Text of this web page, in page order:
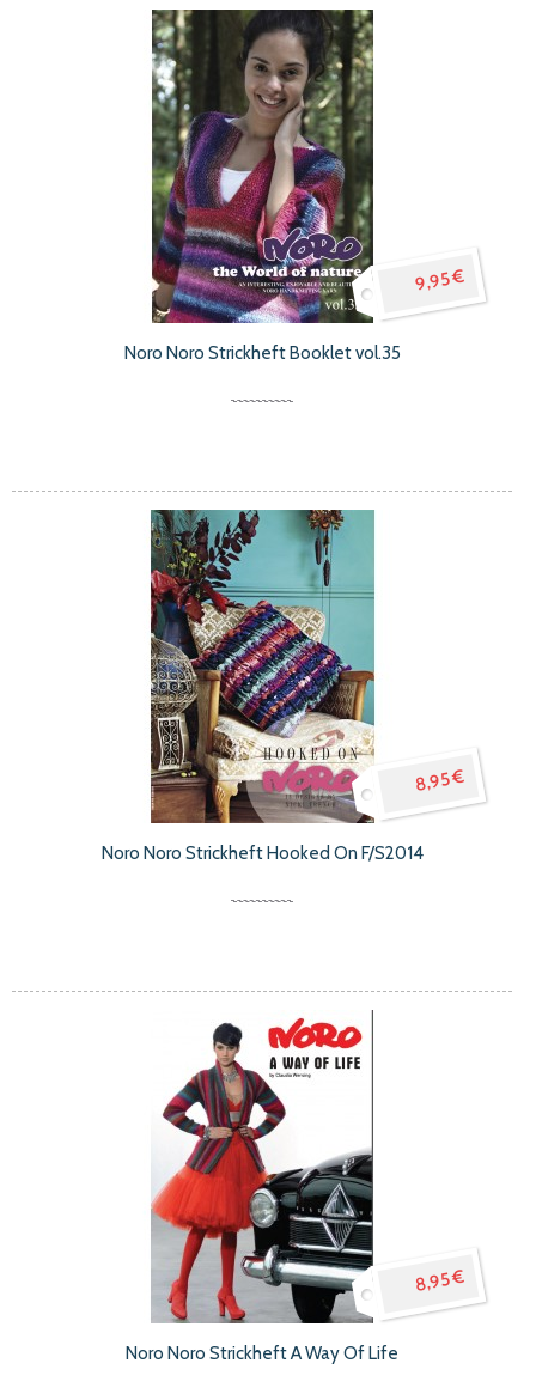
9,95 €
Noro Noro Strickheft Booklet vol.35
8,95 €
Noro Noro Strickheft Hooked On F/S2014
8,95 €
Noro Noro Strickheft A Way Of Life